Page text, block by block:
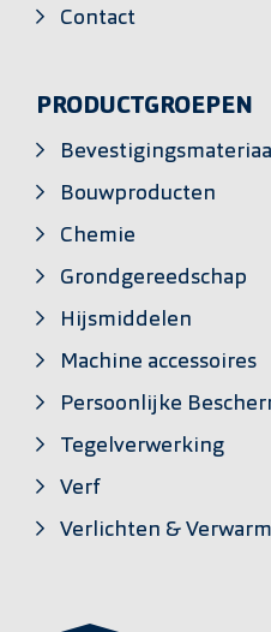
Contact
PRODUCTGROEPEN
Bevestigingsmateriaal
Bouwproducten
Chemie
Grondgereedschap
Hijsmiddelen
Machine accessoires
Persoonlijke
Tegelverwerking
Verf
Verlichten &